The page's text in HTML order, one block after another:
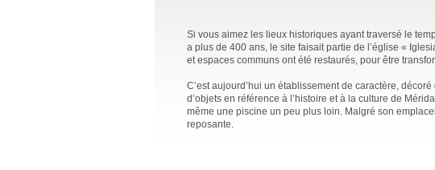
Si vous aimez les lieux historiques ayant traversé le
a plus de 400 ans, le site faisait partie de l’église «
et espaces communs ont été restaurés, pour être
C’est aujourd’hui un établissement de caractère,
d’objets en référence à l’histoire et à la culture de
même une piscine un peu plus loin. Malgré son
reposante.